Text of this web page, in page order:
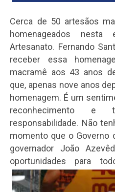
Cerca de 50 artesãos
homenageados
Artesanato. Fernando
receber essa
macramê aos 43 anos
que, apenas nove anos
homenagem. É um
reconhecimento e
responsabilidade. Não
momento que o Governo
governador João
oportunidades para